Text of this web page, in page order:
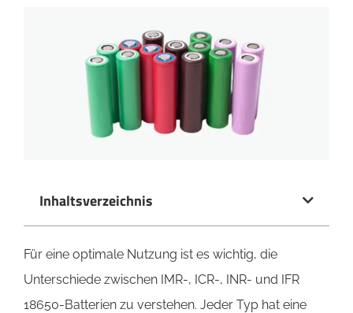
Inhaltsverzeichnis
Für eine optimale Nutzung ist es wichtig, die
Unterschiede zwischen IMR-, ICR-, INR- und IFR
18650-Batterien zu verstehen. Jeder Typ hat eine